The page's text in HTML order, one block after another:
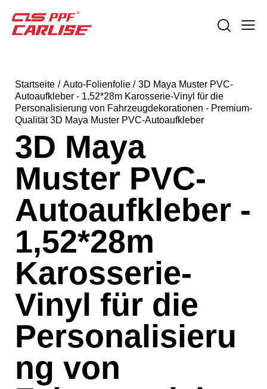
Startseite Auto-Folienfolie
3D Maya Muster PVC-
Autoaufkleber - 1,52*28m Karosserie-Vinyl für die
Personalisierung von Fahrzeugdekorationen - Premium-
Qualität 3D Maya Muster PVC-Autoaufkleber
3D Maya
Muster PVC-
Autoaufkleber -
1,52*28m
Karosserie-
Vinyl für die
Personalisieru
ng von